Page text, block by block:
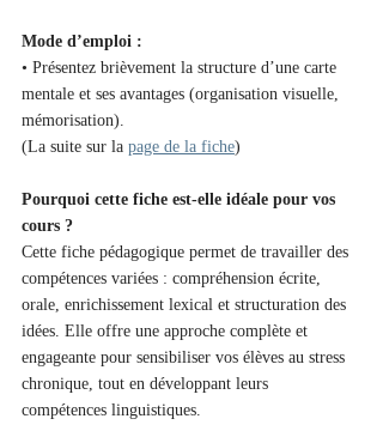
Mode d’emploi :
• Présentez brièvement la structure d’une carte
mentale et ses avantages (organisation visuelle,
mémorisation).
(La suite sur la page de la fiche)
Pourquoi cette fiche est-elle idéale pour vos
cours ?
Cette fiche pédagogique permet de travailler des
compétences variées : compréhension écrite,
orale, enrichissement lexical et structuration des
idées. Elle offre une approche complète et
engageante pour sensibiliser vos élèves au stress
chronique, tout en développant leurs
compétences linguistiques.